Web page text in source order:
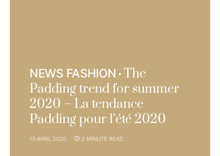
NEWS FASHION
The
Padding trend for summer
2020 – La tendance
Padding pour l’été 2020
13 AVRIL 2020 2 MINUTE READ